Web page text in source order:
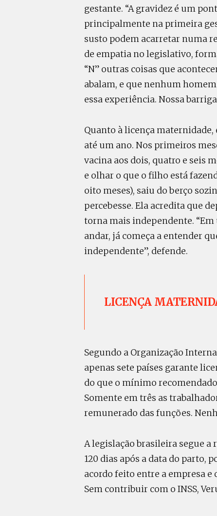
gestante. “A gravidez é um
principalmente na primeira
susto podem acarretar numa
de empatia no legislativo,
“N” outras coisas que
abalam, e que nenhum
essa experiência. Nossa
Quanto à licença maternidade,
até um ano. Nos primeiros
vacina aos dois, quatro e seis
e olhar o que o filho está
oito meses), saiu do berço
percebesse. Ela acredita que
torna mais independente. “Em
andar, já começa a entender
independente”, defende.
LICENÇA
Segundo a Organização
apenas sete países garante
do que o mínimo
Somente em três as
remunerado das funções.
A legislação brasileira segue a
120 dias após a data do parto,
acordo feito entre a empresa
Sem contribuir com o INSS,